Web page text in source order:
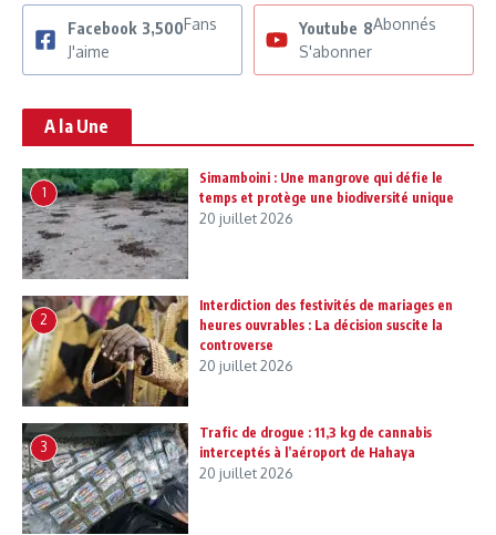
Facebook 3,500Fans
J'aime
Youtube 8Abonnés
S'abonner
A la Une
1
Simamboini : Une mangrove qui défie le
temps et protège une biodiversité unique
20 juillet 2026
2
Interdiction des festivités de mariages en
heures ouvrables : La décision suscite la
controverse
20 juillet 2026
3
Trafic de drogue : 11,3 kg de cannabis
interceptés à l’aéroport de Hahaya
20 juillet 2026